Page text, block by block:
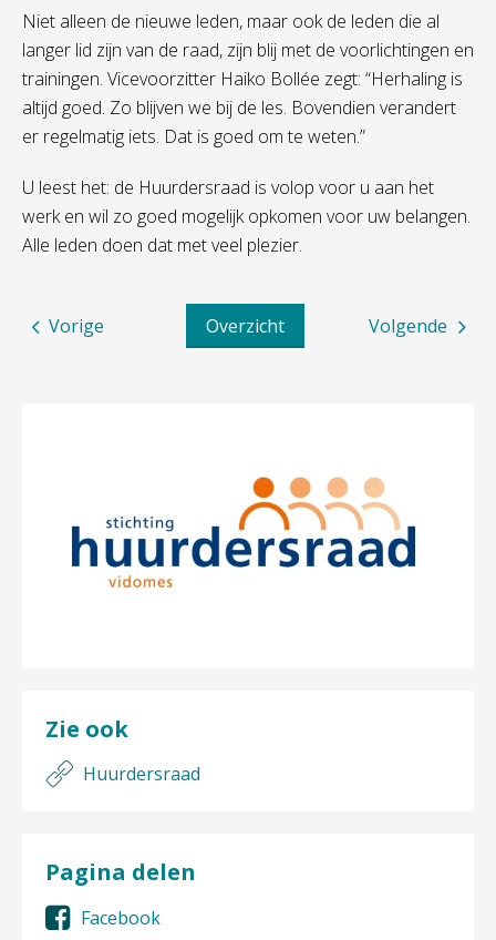
Niet alleen de nieuwe leden, maar ook de leden die al
langer lid zijn van de raad, zijn blij met de voorlichtingen en
trainingen. Vicevoorzitter Haiko Bollée zegt: “Herhaling is
altijd goed. Zo blijven we bij de les. Bovendien verandert
er regelmatig iets. Dat is goed om te weten.”
U leest het: de Huurdersraad is volop voor u aan het
werk en wil zo goed mogelijk opkomen voor uw belangen.
Alle leden doen dat met veel plezier.
Volgende
Overzicht
Vorige
Zie ook
Huurdersraad
Pagina delen
Facebook